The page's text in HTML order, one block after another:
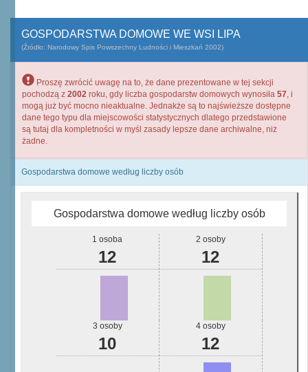
GOSPODARSTWA DOMOWE WE WSI LIPA
(Źródło: Narodowy Spis Powszechny Ludności i Mieszkań 2002)
Proszę zwrócić uwagę na to, że dane prezentowane w tej sekcji
pochodzą z 2002 roku, gdy liczba gospodarstw domowych wynosiła 57, i
mogą już być mocno nieaktualne. Jednakże są to najświeższe dostępne
dane tego typu dla miejscowości statystycznych dlatego przedstawione
są tutaj dla kompletności w myśl zasady lepsze dane archiwalne, niż
żadne.
Gospodarstwa domowe według liczby osób
Gospodarstwa domowe według liczby osób
1 osoba
12
2 osoby
12
3 osoby
10
4 osoby
12